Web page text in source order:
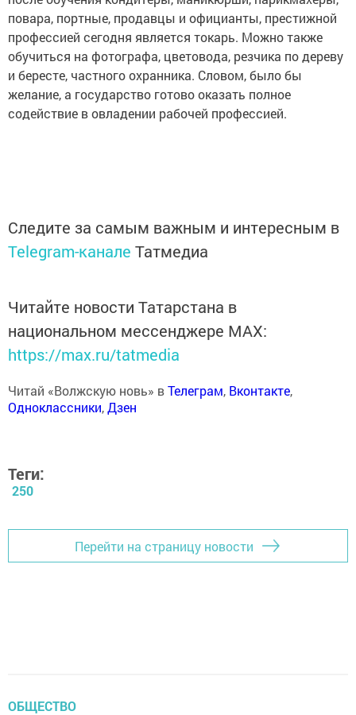
повара, портные, продавцы и официанты, престижной
профессией сегодня является токарь. Можно также
обучиться на фотографа, цветовода, резчика по дереву
и бересте, частного охранника. Словом, было бы
желание, а государство готово оказать полное
содействие в овладении рабочей профессией.
Следите за самым важным и интересным в
Telegram-канале Татмедиа
Читайте новости Татарстана в
национальном мессенджере MАХ:
https://max.ru/tatmedia
Читай «Волжскую новь» вТелеграм, Вконтакте,
Одноклассники,Дзен
Теги:
250
Перейти на страницу новости
ОБЩЕСТВО